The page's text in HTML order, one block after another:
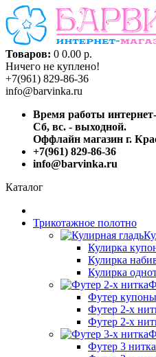
Товаров: 0 0.00 р.
Ничего не куплено!
+7(961) 829-86-36
info@barvinka.ru
Время работы
Сб, вс. - выходной.
Оффлайн магазин г.
+7(961) 829-86-36
info@barvinka.ru
Каталог
Трикотажное полотно
Кулирка
Кулирка
Кулирка
Футер
Футер 2-х
Футер 2-х
Футер 3